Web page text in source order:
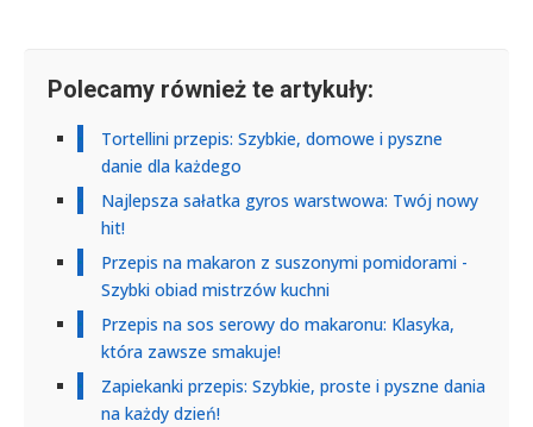
Polecamy również te artykuły:
Tortellini przepis: Szybkie, domowe i pyszne
danie dla każdego
Najlepsza sałatka gyros warstwowa: Twój nowy
hit!
Przepis na makaron z suszonymi pomidorami -
Szybki obiad mistrzów kuchni
Przepis na sos serowy do makaronu: Klasyka,
która zawsze smakuje!
Zapiekanki przepis: Szybkie, proste i pyszne dania
na każdy dzień!